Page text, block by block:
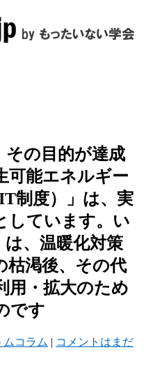
その目的が達成
可能エネルギー
制度）」は、実
しています。い
、温暖化対策
枯渇後、その代
用・拡大のため
です
ムコラム | コメントはまだ